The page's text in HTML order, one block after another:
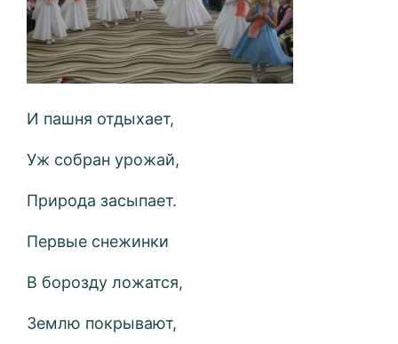
И пашня отдыхает,
Уж собран урожай,
Природа засыпает.
Первые снежинки
В борозду ложатся,
Землю покрывают,